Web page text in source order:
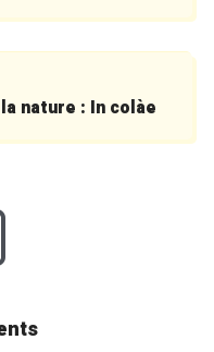
nature : In colàe